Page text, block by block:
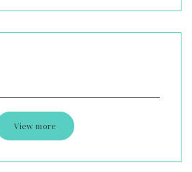
View more